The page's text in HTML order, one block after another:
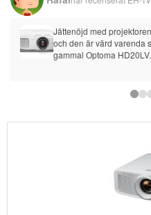
Jättenöjd med
och den är värd varenda
gammal Optoma
regnbåge effekten och
kommer aldrig tillbaka till
fa bättre svart) från